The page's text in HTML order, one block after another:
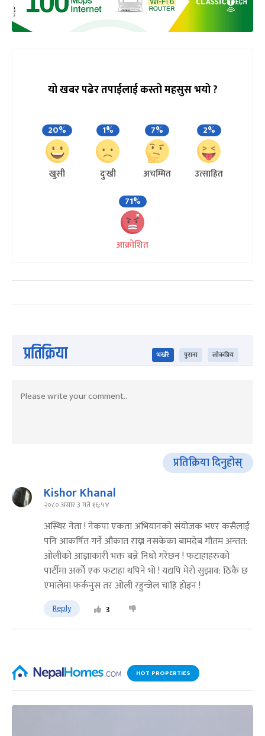
यो खबर पढेर तपाईलाई कस्तो महसुस भयो ?
20%
खुसी
1%
दुःखी
7%
अचम्मित
2%
उत्साहित
71%
आक्रोशित
प्रतिक्रिया भर्खरै पुराना लोकप्रिय
प्रतिक्रिया दिनुहोस्
Kishor Khanal
२०८० असार ३ गते १६:५४
अस्थिर नेता ! नेकपा एकता अभियानको संयोजक भएर कसैलाई
पनि आकर्षित गर्ने औकात राख्न नसकेका बामदेब गौतम अन्तत:
ओलीको आज्ञाकारी भक्त बन्ने निधो गरेछन ! फटाहाहरुको
पार्टीमा अर्को एक फटाहा थपिने भो ! यद्यपि मेरो सुझाव: ठिकै छ
एमालेमा फर्कनुस तर ओली रहुन्जेल चाहि होइन !
Reply 3
HOT PROPERTIES